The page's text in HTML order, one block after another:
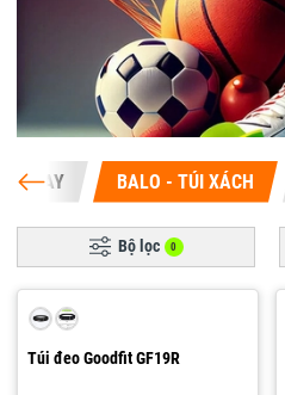
TAY BALO - TÚI XÁCH
Bộ lọc 0
Túi đeo Goodfit GF19R